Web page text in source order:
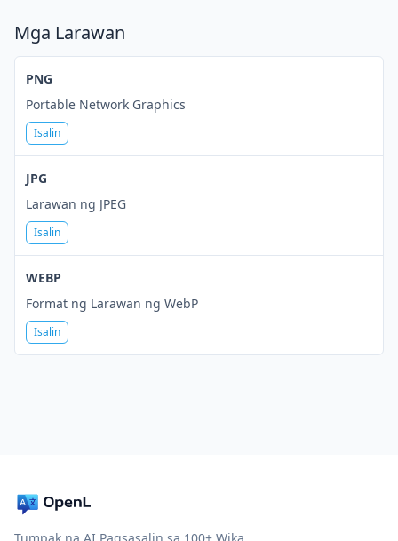
Mga Larawan
PNG
Portable Network Graphics
Isalin
JPG
Larawan ng JPEG
Isalin
WEBP
Format ng Larawan ng WebP
Isalin